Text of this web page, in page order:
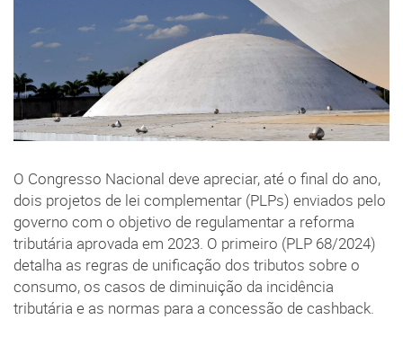
O Congresso Nacional deve apreciar, até o final do ano,
dois projetos de lei complementar (PLPs) enviados pelo
governo com o objetivo de regulamentar a reforma
tributária aprovada em 2023. O primeiro (PLP 68/2024)
detalha as regras de unificação dos tributos sobre o
consumo, os casos de diminuição da incidência
tributária e as normas para a concessão de cashback.